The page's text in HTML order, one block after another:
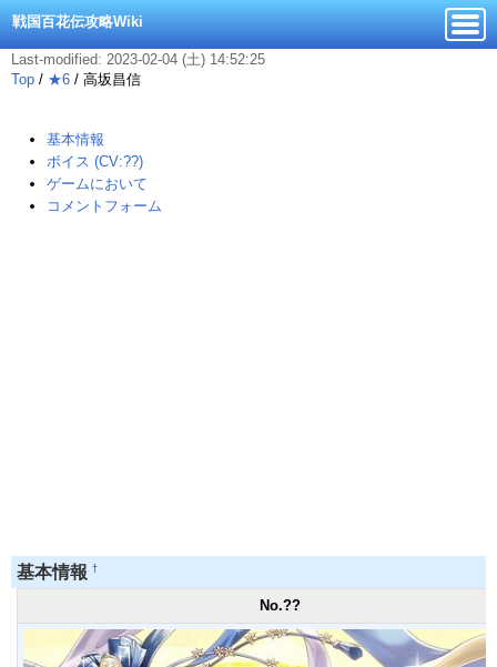
戦国百花伝攻略Wiki
Last-modified: 2023-02-04 (土) 14:52:25
Top / ★6 / 高坂昌信
基本情報
ボイス (CV:??)
ゲームにおいて
コメントフォーム
基本情報 †
No.??